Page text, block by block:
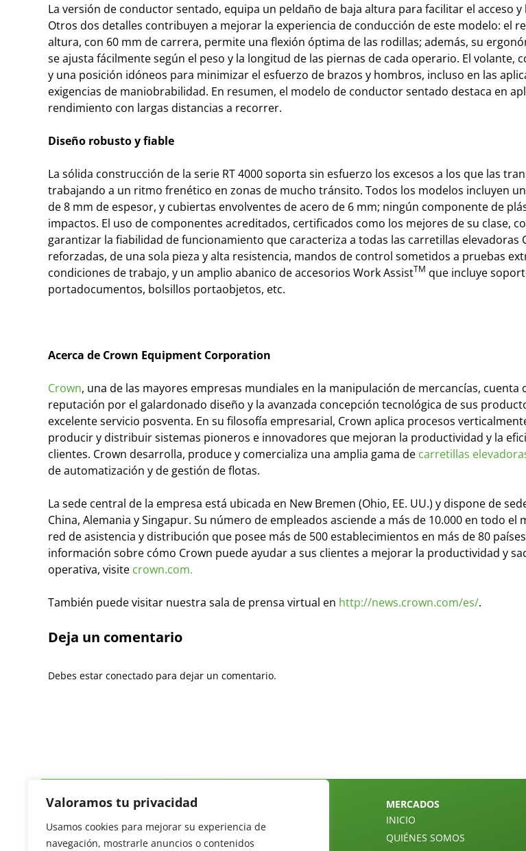
Valoramos tu privacidad
Usamos cookies para mejorar su experiencia de
navegación, mostrarle anuncios o contenidos
La versión de conductor sentado, equipa un peldaño de baja altura para facilitar el acceso
Otros dos detalles contribuyen a mejorar la experiencia de conducción de este modelo: el
altura, con 60 mm de carrera, permite una flexión óptima de las rodillas; además, su
se ajusta fácilmente según el peso y la longitud de las piernas de cada operario. El volante,
y una posición idóneos para minimizar el esfuerzo de brazos y hombros, incluso en las
exigencias de maniobrabilidad. En resumen, el modelo de conductor sentado destaca en
rendimiento con largas distancias a recorrer.
Diseño robusto y fiable
La sólida construcción de la serie RT 4000 soporta sin esfuerzo los excesos a los que las
trabajando a un ritmo frenético en zonas de mucho tránsito. Todos los modelos incluyen
de 8 mm de espesor, y cubiertas envolventes de acero de 6 mm; ningún componente de
impactos. El uso de componentes acreditados, certificados como los mejores de su clase,
garantizar la fiabilidad de funcionamiento que caracteriza a todas las carretillas elevadoras
reforzadas, de una sola pieza y alta resistencia, mandos de control sometidos a pruebas
condiciones de trabajo, y un amplio abanico de accesorios Work AssistTM que incluye
portadocumentos, bolsillos portaobjetos, etc.
Acerca de Crown Equipment Corporation
Crown, una de las mayores empresas mundiales en la manipulación de mercancías, cuenta
reputación por el galardonado diseño y la avanzada concepción tecnológica de sus
excelente servicio posventa. En su filosofía empresarial, Crown aplica procesos
producir y distribuir sistemas pioneros e innovadores que mejoran la productividad y la
clientes. Crown desarrolla, produce y comercializa una amplia gama de carretillas
de automatización y de gestión de flotas.
La sede central de la empresa está ubicada en New Bremen (Ohio, EE. UU.) y dispone de
China, Alemania y Singapur. Su número de empleados asciende a más de 10.000 en todo el
red de asistencia y distribución que posee más de 500 establecimientos en más de 80
información sobre cómo Crown puede ayudar a sus clientes a mejorar la productividad y
operativa, visite crown.com.
También puede visitar nuestra sala de prensa virtual en http://news.crown.com/es/.
Deja un comentario
Debes estar conectado para dejar un comentario.
Revista del Sector Hortofrutícola
MERCADOS
INICIO
QUIÉNES SOMOS